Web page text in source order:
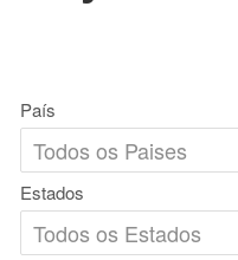
País
Estados